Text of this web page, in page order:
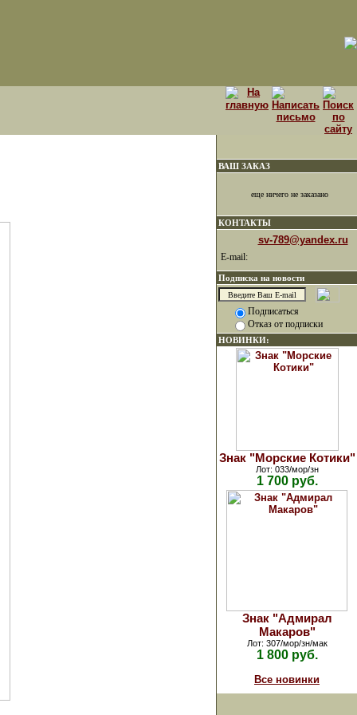
ВАШ ЗАКАЗ
еще ничего не заказано
КОНТАКТЫ
sv-789@yandex.ru
E-mail:
Подписка на новости
Подписаться
Отказ от подписки
НОВИНКИ:
Знак "Морские Котики"
Лот: 033/мор/зн
1 700 руб.
Знак "Адмирал
Макаров"
Лот: 307/мор/зн/мак
1 800 руб.
Все новинки